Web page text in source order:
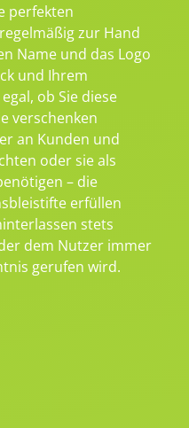
perfekten
zur Hand
Name und das Logo
und Ihrem
ob Sie diese
verschenken
an Kunden und
oder sie als
– die
erfüllen
stets
dem Nutzer immer
gerufen wird.